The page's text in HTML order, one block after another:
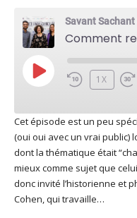
Savant
PLAY
EPISODE
1X
Apple Podcasts
Podcast Addict
Spotify
SHARE
LINK
EMBED
Cet épisode est un peu
(oui oui avec un vrai public)
dont la thématique était
mieux comme sujet que
donc invité l’historienne et
Cohen, qui travaille…